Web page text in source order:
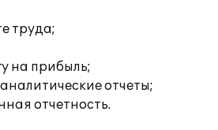
труда;
на прибыль;
отчеты;
отчетность.